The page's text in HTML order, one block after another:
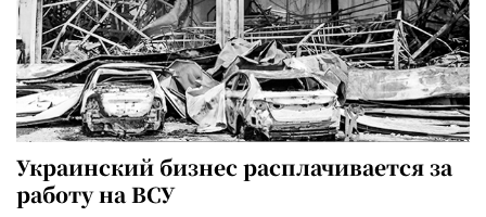
Украинский бизнес расплачивается за
работу на ВСУ